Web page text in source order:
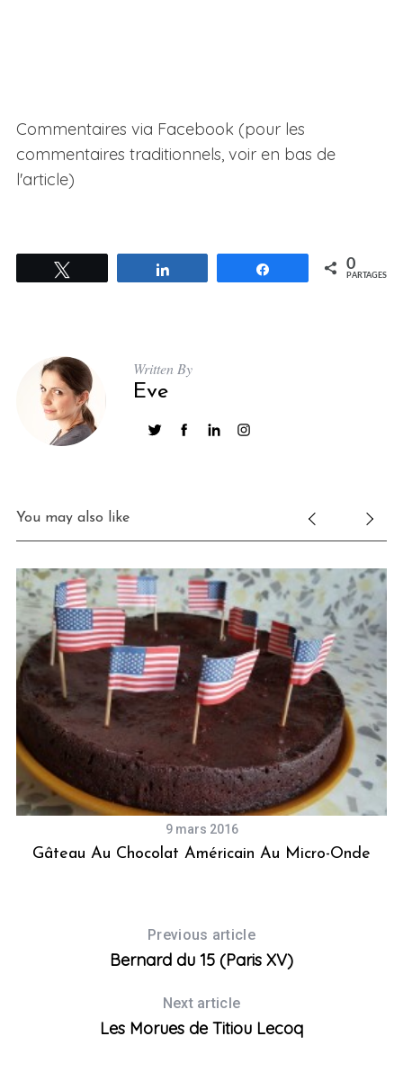
Commentaires via Facebook (pour les
commentaires traditionnels, voir en bas de
l'article)
Partagez 0
PARTAGES
Written By
Eve
You may also like
9 mars 2016
Gâteau Au Chocolat Américain Au Micro-Onde
Previous article
Bernard du 15 (Paris XV)
Next article
Les Morues de Titiou Lecoq
c
h